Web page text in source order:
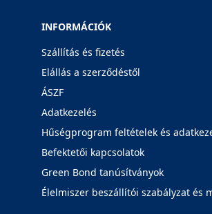
INFORMÁCIÓK
Szállítás és fizetés
Elállás a szerződéstől
ÁSZF
Adatkezelés
Hűségprogram feltételek és
Befektetői kapcsolatok
Green Bond tanúsítványok
Élelmiszer beszállítói szabályzat és